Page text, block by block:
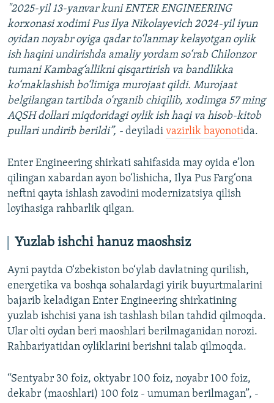
"2025-yil 13-yanvar kuni ENTER ENGINEERING
korxonasi xodimi Pus Ilya Nikolayevich 2024-yil iyun
oyidan noyabr oyiga qadar to‘lanmay kelayotgan oylik
ish haqini undirishda amaliy yordam so‘rab Chilonzor
tumani Kambag‘allikni qisqartirish va bandlikka
ko‘maklashish bo‘limiga murojaat qildi. Murojaat
belgilangan tartibda o‘rganib chiqilib, xodimga 57 ming
AQSH dollari miqdoridagi oylik ish haqi va hisob-kitob
pullari undirib berildi”, - deyiladi vazirlik bayonotida.
Enter Engineering shirkati sahifasida may oyida e’lon
qilingan xabardan ayon bo‘lishicha, Ilya Pus Farg‘ona
neftni qayta ishlash zavodini modernizatsiya qilish
loyihasiga rahbarlik qilgan.
Yuzlab ishchi hanuz maoshsiz
Ayni paytda O‘zbekiston bo‘ylab davlatning qurilish,
energetika va boshqa sohalardagi yirik buyurtmalarini
bajarib keladigan Enter Engineering shirkatining
yuzlab ishchisi yana ish tashlash bilan tahdid qilmoqda.
Ular olti oydan beri maoshlari berilmaganidan norozi.
Rahbariyatidan oyliklarini berishni talab qilmoqda.
“Sentyabr 30 foiz, oktyabr 100 foiz, noyabr 100 foiz,
dekabr (maoshlari) 100 foiz - umuman berilmagan”, -